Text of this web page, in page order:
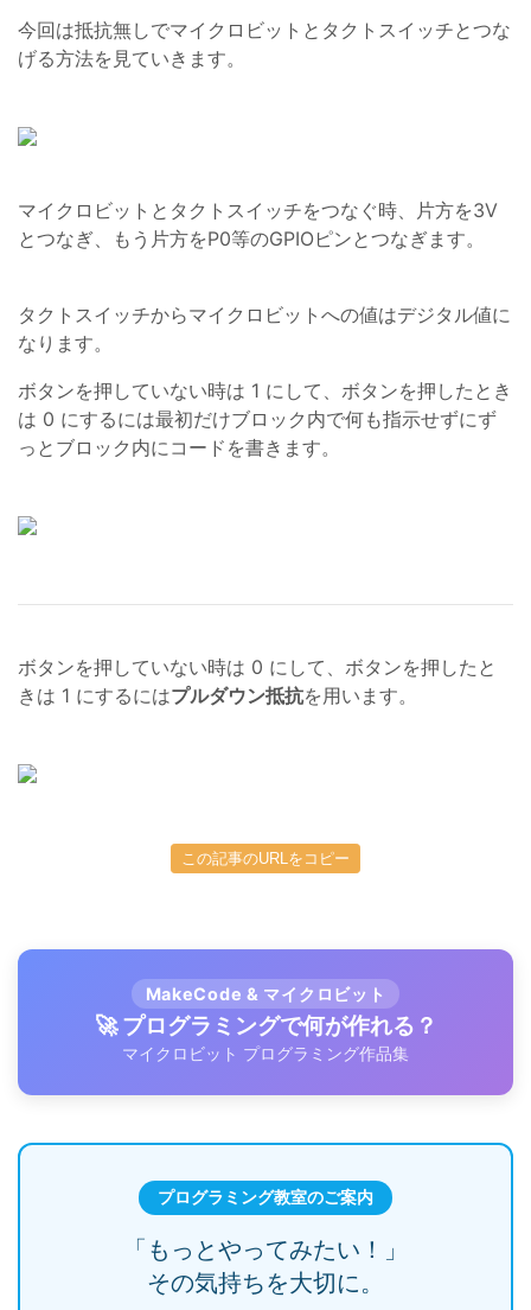
今回は抵抗無しでマイクロビットとタクトスイッチとつな
げる方法を見ていきます。
マイクロビットとタクトスイッチをつなぐ時、片方を3V
とつなぎ、もう片方をP0等のGPIOピンとつなぎます。
タクトスイッチからマイクロビットへの値はデジタル値に
なります。
ボタンを押していない時は 1 にして、ボタンを押したとき
は 0 にするには最初だけブロック内で何も指示せずにず
っとブロック内にコードを書きます。
ボタンを押していない時は 0 にして、ボタンを押したと
きは 1 にするにはプルダウン抵抗を用います。
この記事のURLをコピー
MakeCode & マイクロビット
🚀 プログラミングで何が作れる？
マイクロビット プログラミング作品集
プログラミング教室のご案内
「もっとやってみたい！」
その気持ちを大切に。